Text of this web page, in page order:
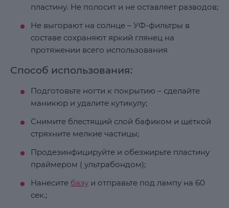
пластину. Не полосит и не оставляет разводов;
Не выгорают на солнце – УФ-фильтры в
составе сохраняют яркий глянец на
протяжении всего использования
Способ использования:
Подготовьте ногти к покрытию – сделайте
маникюр и удалите кутикулу;
Снимите блестящий слой бафиком и щёткой
стряхните мелкие частицы;
Продезинфицируйте и обезжирьте пластину
праймером ( ультрабондом);
Нанесите базу и отправьте под лампу на 60
сек.;